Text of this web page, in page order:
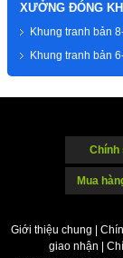
XƯỞNG ĐÓNG
Khung tranh bản
Khung tranh bản
Chính
Mua
Giới thiệu chung
giao nhận